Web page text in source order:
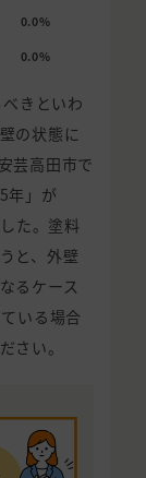
0.0%
0.0%
きといわ
の状態に
芸高田市で
年」が
た。塗料
と、外壁
るケース
いる場合
さい。